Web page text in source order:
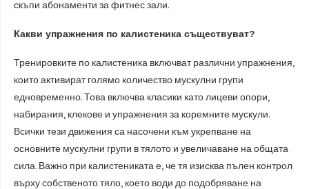
скъпи абонаменти за фитнес зали.
Какви упражнения по калистеника съществуват?
Тренировките по калистеника включват различни упражнения,
които активират голямо количество мускулни групи
едновременно. Това включва класики като лицеви опори,
набирания, клекове и упражнения за коремните мускули.
Всички тези движения са насочени към укрепване на
основните мускулни групи в тялото и увеличаване на общата
сила. Важно при калистениката е, че тя изисква пълен контрол
върху собственото тяло, което води до подобряване на